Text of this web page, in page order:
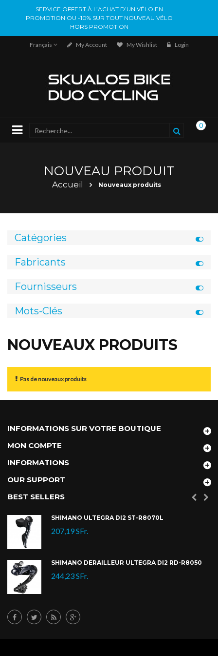
SERVICE OFFERT À L’ACHAT D’UN VÉLO EN
PROMOTION OU -10% SUR TOUT NOUVEAU VÉLO
HORS PROMOTION
Français My Account My Wishlist Login
0
NOUVEAU PRODUIT
Accueil Nouveaux produits
Catégories
Fabricants
Fournisseurs
Mots-Clés
NOUVEAUX PRODUITS
Pas de nouveaux produits
INFORMATIONS SUR VOTRE BOUTIQUE
MON COMPTE
INFORMATIONS
OUR SUPPORT
BEST SELLERS
SHIMANO ULTEGRA DI2 ST-R8070L
207,19 SFr.
SHIMANO DÉRAILLEUR ULTEGRA DI2 RD-R8050
244,23 SFr.